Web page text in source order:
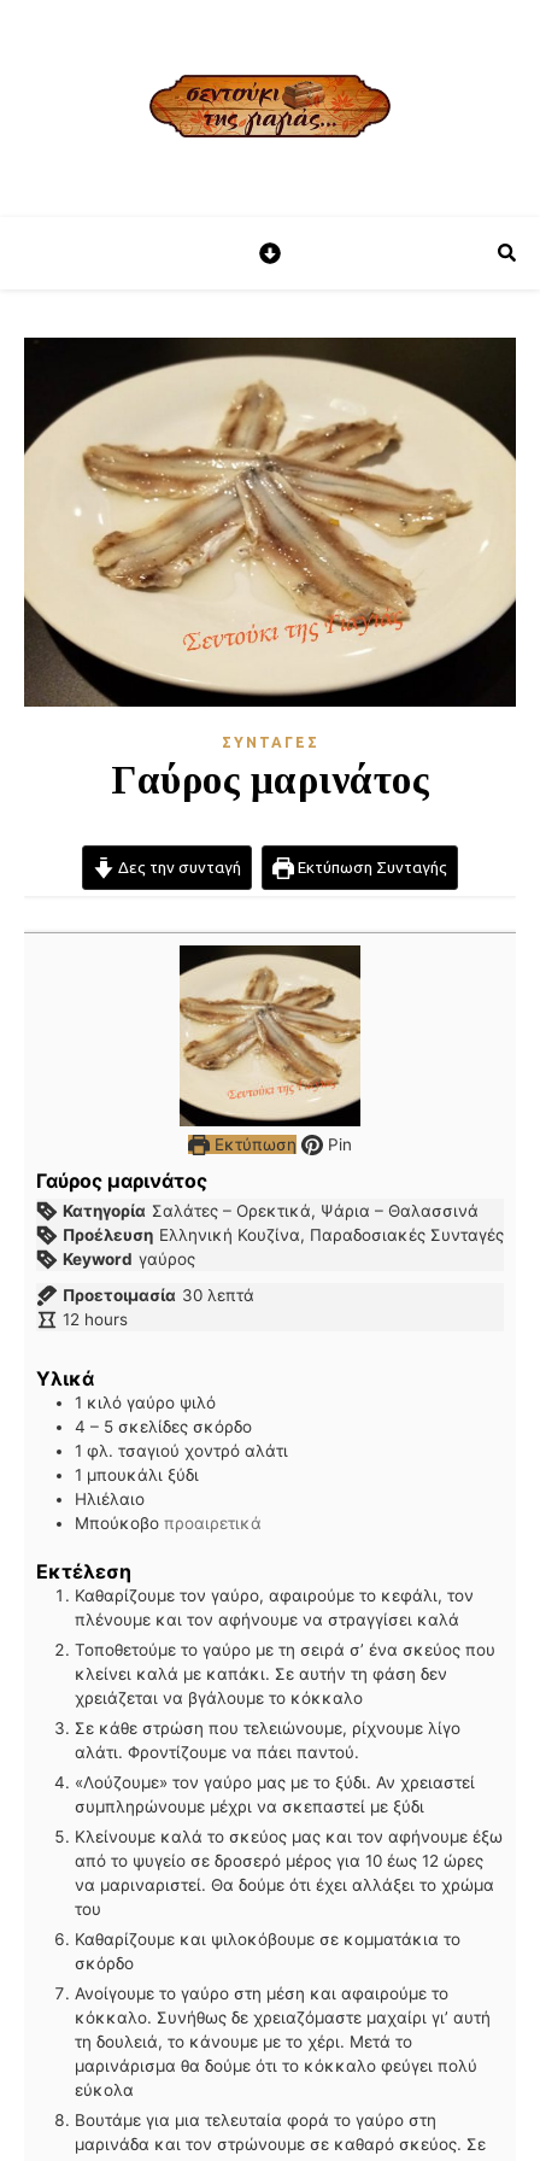
ΣΥΝΤΑΓΈΣ
Γαύρος μαρινάτος
Δες την συνταγή Εκτύπωση Συνταγής
Εκτύπωση Pin
Γαύρος μαρινάτος
Κατηγορία Σαλάτες – Ορεκτικά, Ψάρια – Θαλασσινά
Προέλευση Ελληνική Κουζίνα, Παραδοσιακές Συνταγές
Keyword γαύρος
Προετοιμασία 30λεπτά
λεπτά
12hours
hours
Υλικά
1 κιλό γαύρο ψιλό
4 – 5 σκελίδες σκόρδο
1 φλ. τσαγιού χοντρό αλάτι
1 μπουκάλι ξύδι
Ηλιέλαιο
Μπούκοβο προαιρετικά
Εκτέλεση
Καθαρίζουμε τον γαύρο, αφαιρούμε το κεφάλι, τον
πλένουμε και τον αφήνουμε να στραγγίσει καλά
Τοποθετούμε το γαύρο με τη σειρά σ’ ένα σκεύος που
κλείνει καλά με καπάκι. Σε αυτήν τη φάση δεν
χρειάζεται να βγάλουμε το κόκκαλο
Σε κάθε στρώση που τελειώνουμε, ρίχνουμε λίγο
αλάτι. Φροντίζουμε να πάει παντού.
«Λούζουμε» τον γαύρο μας με το ξύδι. Αν χρειαστεί
συμπληρώνουμε μέχρι να σκεπαστεί με ξύδι
Κλείνουμε καλά το σκεύος μας και τον αφήνουμε έξω
από το ψυγείο σε δροσερό μέρος για 10 έως 12 ώρες
να μαριναριστεί. Θα δούμε ότι έχει αλλάξει το χρώμα
του
Καθαρίζουμε και ψιλοκόβουμε σε κομματάκια το
σκόρδο
Ανοίγουμε το γαύρο στη μέση και αφαιρούμε το
κόκκαλο. Συνήθως δε χρειαζόμαστε μαχαίρι γι’ αυτή
τη δουλειά, το κάνουμε με το χέρι. Μετά το
μαρινάρισμα θα δούμε ότι το κόκκαλο φεύγει πολύ
εύκολα
Βουτάμε για μια τελευταία φορά το γαύρο στη
μαρινάδα και τον στρώνουμε σε καθαρό σκεύος. Σε